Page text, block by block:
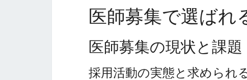
医師募集で選ばれ
医師募集の現状と課題
採用活動の実態と求められ